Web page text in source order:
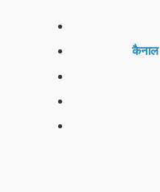
कैनाल